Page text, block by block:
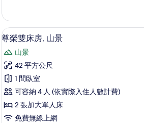
觀
的
所
有
相
片
雙
床
房,
海
灣
景
觀
的
詳
情
顯
示
尊
榮
雙
床
房,
迷你吧、客房
7
尊榮雙床房, 山景
山景
42 平方公尺
1 間臥室
可容納 4 人 (依實際入住人數計費)
2 張加大單人床
免費無線上網